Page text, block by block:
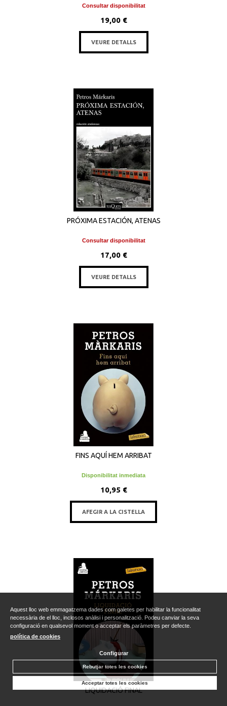
Consultar disponibilitat
19,00 €
VEURE DETALLS
PRÓXIMA ESTACIÓN, ATENAS
Consultar disponibilitat
17,00 €
VEURE DETALLS
FINS AQUÍ HEM ARRIBAT
Disponibilitat inmediata
10,95 €
AFEGIR A LA CISTELLA
LIQUIDACIÓ FINAL
Aquest lloc web emmagatzema dades com galetes per habilitar la funcionalitat
necessària de el lloc, inclosos anàlisi i personalització. Podeu canviar la seva
configuració en qualsevol moment o acceptar els paràmetres per defecte.
política de cookies
Configurar
Rebutjar totes les cookies
Acceptar totes les cookies